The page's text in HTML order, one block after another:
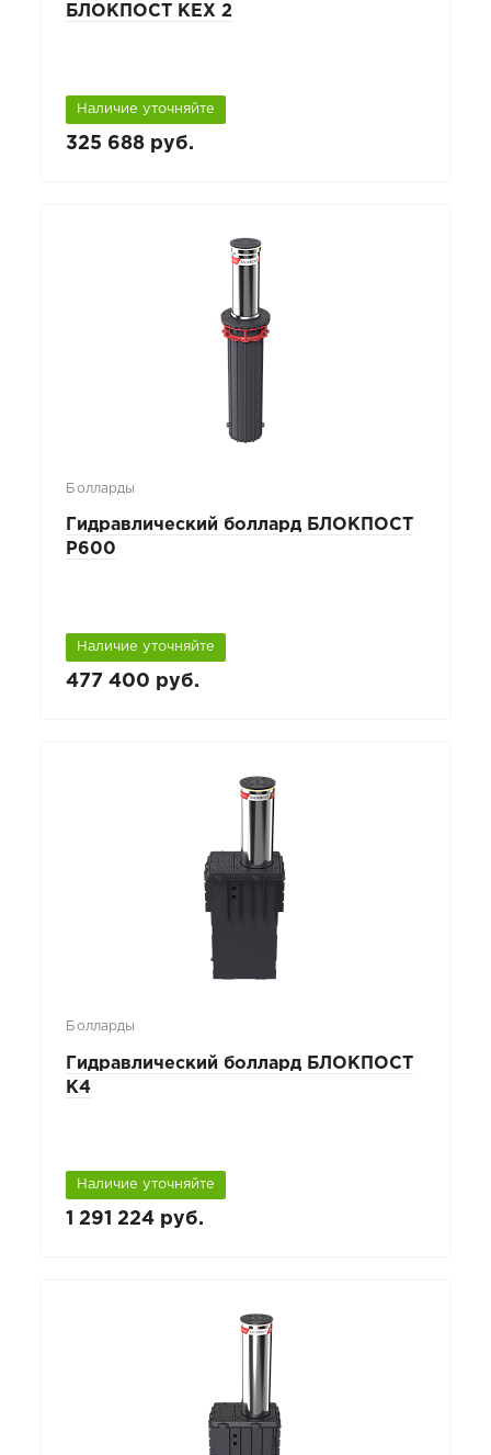
БЛОКПОСТ КЕХ 2
Наличие уточняйте
325 688 руб.
Болларды
Гидравлический боллард БЛОКПОСТ
P600
Наличие уточняйте
477 400 руб.
Болларды
Гидравлический боллард БЛОКПОСТ
К4
Наличие уточняйте
1 291 224 руб.